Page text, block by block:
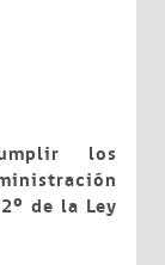
los
de la Ley